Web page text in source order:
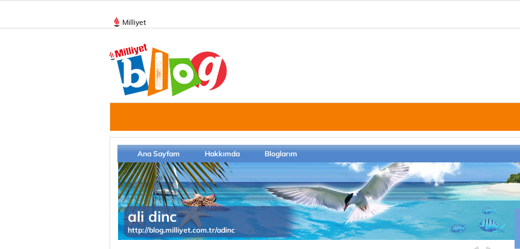
Milliyet
Ana Sayfam Hakkımda Bloglarım
ali dinc
http://blog.milliyet.com.tr/adinc